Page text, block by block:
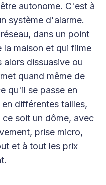
autonome. C'est à
système d'alarme.
dans un point
la maison et qui filme
alors dissuasive ou
quand même de
qu'il se passe en
différentes tailles,
soit un dôme, avec
prise micro,
et à tout les prix